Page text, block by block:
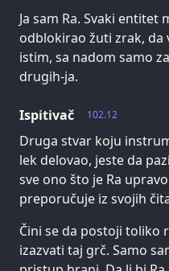
Ja sam Ra. Svaki
odblokirao žuti zrak, da
istim, sa nadom samo
drugih-ja.
102.12
Ispitivač
Druga stvar koju
lek delovao, jeste da
sve ono što je Ra
preporučuje iz svojih
Čini se da postoji toliko
izazvati taj grč. Samo